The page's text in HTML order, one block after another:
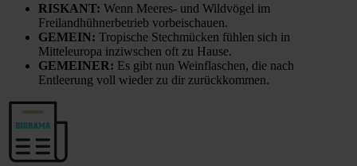
RISKANT: Wenn Meeres- und Wildvögel im
Freilandhühnerbetrieb vorbeischauen.
GEMEIN: Tropische Stechmücken fühlen sich in
Mitteleuropa inziwschen oft zu Hause.
GEMEINER: Es gibt nun Weinflaschen, die nach
Entleerung voll wieder zu dir zurückkommen.